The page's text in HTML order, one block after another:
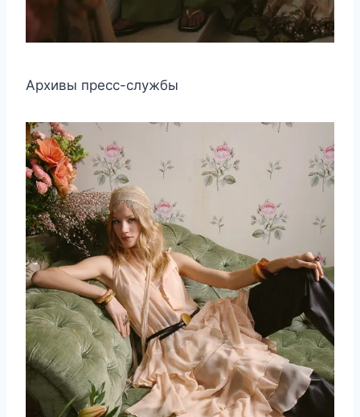
Архивы пресс-службы